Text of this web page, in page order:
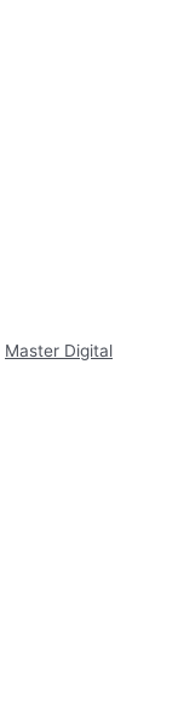
Master Digital